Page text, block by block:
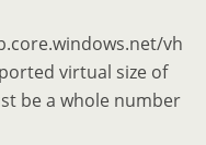
vh
virtual size of
be a whole number